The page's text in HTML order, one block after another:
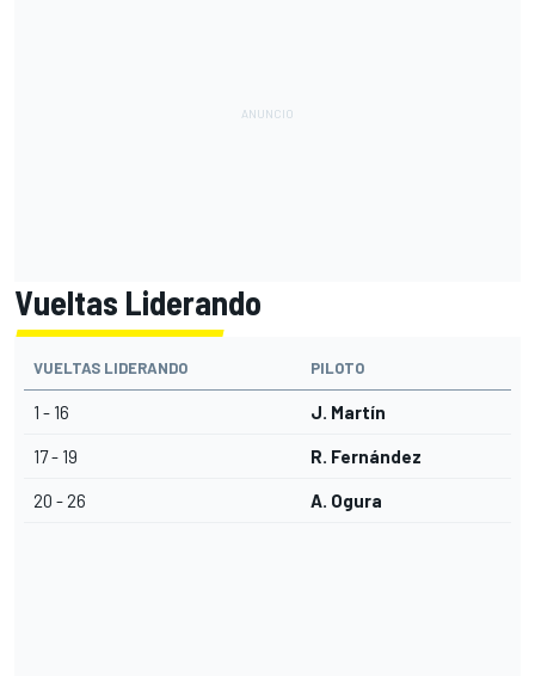
Vueltas Liderando
VUELTAS LIDERANDO PILOTO
1 - 16 J. Martín
17 - 19 R. Fernández
20 - 26 A. Ogura